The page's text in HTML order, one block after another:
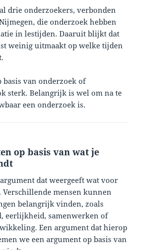
drie onderzoekers, verbonden
die onderzoek hebben
in lestijden. Daaruit blijkt dat
weinig uitmaakt op welke tijden
basis van onderzoek of
sterk. Belangrijk is wel om na te
een onderzoek is.
op basis van wat je
dat weergeeft wat voor
mensen kunnen
belangrijk vinden, zoals
eerlijkheid, samenwerken of
Een argument dat hierop
we een argument op basis van